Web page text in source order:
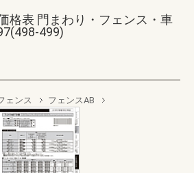
格表 門まわり・フェンス・車
499)
ェンス フェンスAB